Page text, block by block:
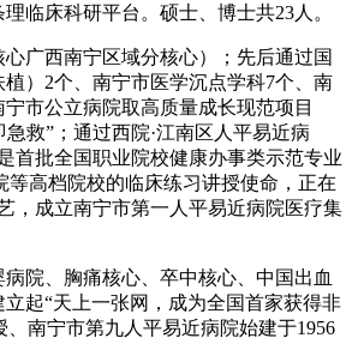
临床科研平台。硕士、博士共23人。
广西南宁区域分核心）；先后通过国
）2个、南宁市医学沉点学科7个、南
市公立病院取高质量成长现范项目
救”；通过西院·江南区人平易近病
首批全国职业院校健康办事类示范专业
高档院校的临床练习讲授使命，正在
，成立南宁市第一人平易近病院医疗集
院、胸痛核心、卒中核心、中国出血
起“天上一张网，成为全国首家获得非
南宁市第九人平易近病院始建于1956